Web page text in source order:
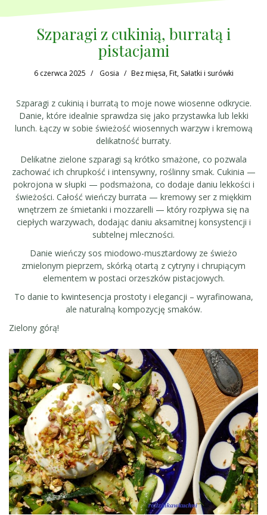
Szparagi z cukinią, burratą i
pistacjami
6 czerwca 2025 Gosia Bez mięsa,Fit, Sałatki i surówki
Szparagi z cukinią i burratą to moje nowe wiosenne odkrycie.
Danie, które idealnie sprawdza się jako przystawka lub lekki
lunch. Łączy w sobie świeżość wiosennych warzyw i kremową
delikatność burraty.
Delikatne zielone szparagi są krótko smażone, co pozwala
zachować ich chrupkość i intensywny, roślinny smak. Cukinia —
pokrojona w słupki — podsmażona, co dodaje daniu lekkości i
świeżości. Całość wieńczy burrata — kremowy ser z miękkim
wnętrzem ze śmietanki i mozzarelli — który rozpływa się na
ciepłych warzywach, dodając daniu aksamitnej konsystencji i
subtelnej mleczności.
Danie wieńczy sos miodowo-musztardowy ze świeżo
zmielonym pieprzem, skórką otartą z cytryny i chrupiącym
elementem w postaci orzeszków pistacjowych.
To danie to kwintesencja prostoty i elegancji – wyrafinowana,
ale naturalną kompozycję smaków.
Zielony górą!